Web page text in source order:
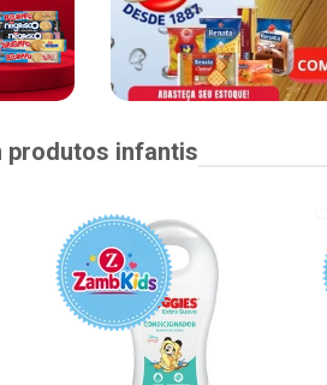
produtos infantis